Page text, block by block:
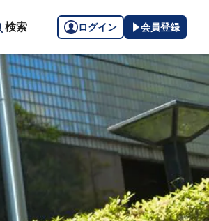
検索 ログイン 会員登録